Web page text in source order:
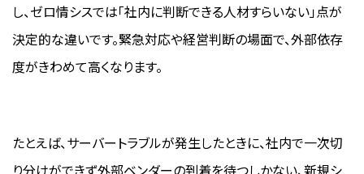
し、ゼロ情シスでは「社内に判断できる人材すらいない」点が
決定的な違いです。緊急対応や経営判断の場面で、外部依存
度がきわめて高くなります。
たとえば、サーバートラブルが発生したときに、社内で一次切
り分けができず外部ベンダーの到着を待つしかない、新規シ